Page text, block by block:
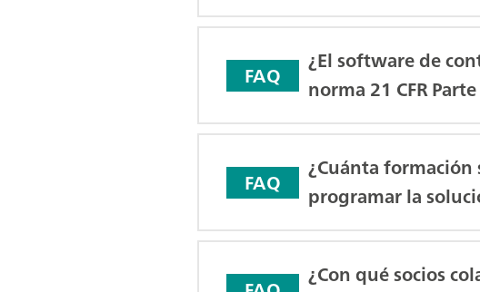
FAQ
¿El software de
norma 21 CFR
FAQ
¿Cuánta
programar la
¿Con qué socios